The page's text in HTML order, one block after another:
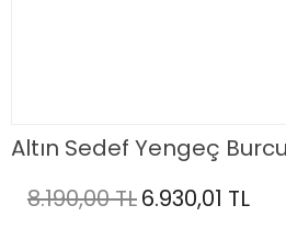
Altın Sedef Yengeç
8.190,00 TL6.930,01 TL